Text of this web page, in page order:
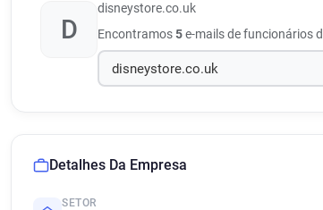
D
disneystore.co.uk
Encontramos5e-mails de funcionários
Detalhes Da Empresa
SETOR